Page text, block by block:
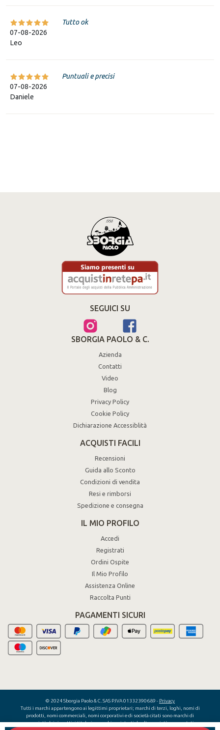
07-08-2026
Leo
Tutto ok
07-08-2026
Daniele
Puntuali e precisi
SEGUICI SU
SBORGIA PAOLO & C.
Azienda
Contatti
Video
Blog
Privacy Policy
Cookie Policy
Dichiarazione Accessiblità
ACQUISTI FACILI
Recensioni
Guida allo Sconto
Condizioni di vendita
Resi e rimborsi
Spedizione e consegna
IL MIO PROFILO
Accedi
Registrati
Ordini Ospite
Il Mio Profilo
Assistenza Online
Raccolta Punti
PAGAMENTI SICURI
© 2024 Sborgia Paolo & C. SAS P.IVA 01332390689 - Privacy
Tutti i marchi appartengono ai legittimi proprietari; marchi di terzi, loghi, nomi di
prodotti, nomi commerciali, nomi corporativi e di società citati sono marchi di
proprietà dei rispettivi titolari o marchi registrati da altre società e sono stati